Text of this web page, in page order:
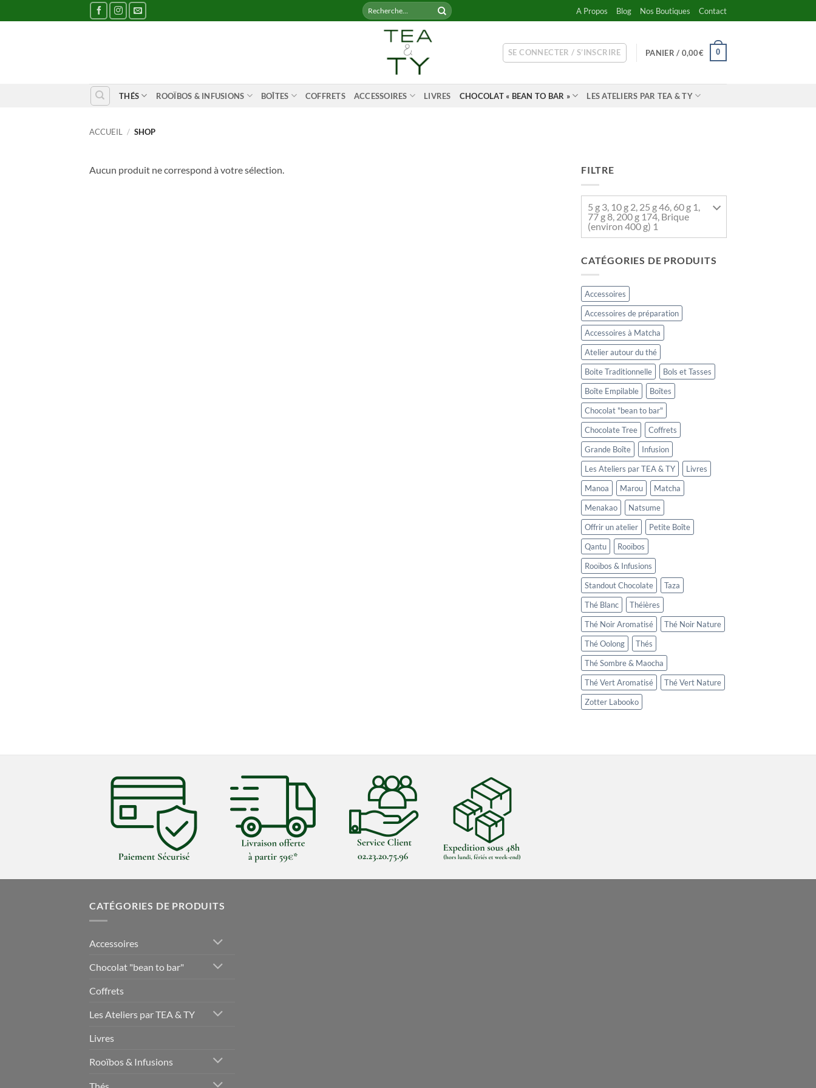
au
Recherche
pour :
A Propos Blog Nos Boutiques Contact
SE CONNECTER / S’INSCRIRE PANIER / 0,00€ 0
THÉS ROOÏBOS & INFUSIONS BOÎTES COFFRETS ACCESSOIRES LIVRES CHOCOLAT « BEAN TO BAR » LES ATELIERS PAR TEA & TY
ACCUEIL / SHOP
Aucun produit ne correspond à votre sélection. FILTRE
5 g 3, 10 g 2, 25 g 46, 60 g 1,
77 g 8, 200 g 174, Brique
(environ 400 g) 1
CATÉGORIES DE PRODUITS
Accessoires
Accessoires de préparation
Accessoires à Matcha
Atelier autour du thé
Boite Traditionnelle
Bols et Tasses
Boîte Empilable
Boîtes
Chocolat "bean to bar"
Chocolate Tree
Coffrets
Grande Boîte
Infusion
Les Ateliers par TEA & TY
Livres
Manoa
Marou
Matcha
Menakao
Natsume
Offrir un atelier
Petite Boîte
Qantu
Rooïbos
Rooïbos & Infusions
Standout Chocolate
Taza
Thé Blanc
Théières
Thé Noir Aromatisé
Thé Noir Nature
Thé Oolong
Thés
Thé Sombre & Maocha
Thé Vert Aromatisé
Thé Vert Nature
Zotter Labooko
CATÉGORIES DE PRODUITS
Accessoires
Chocolat "bean to bar"
Coffrets
Les Ateliers par TEA & TY
Livres
Rooïbos & Infusions